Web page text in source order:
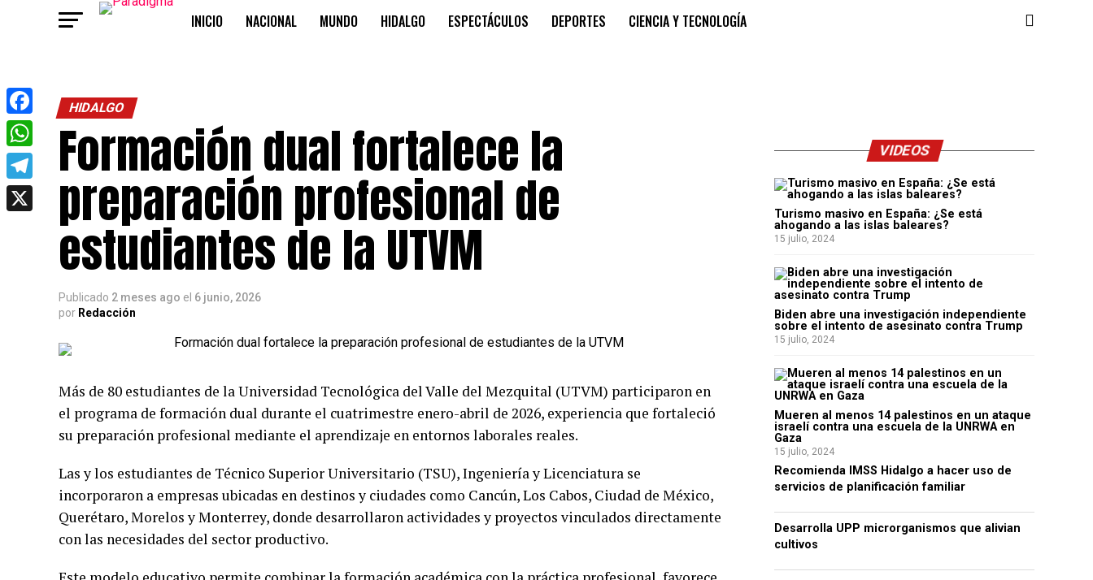
INICIO NACIONAL MUNDO HIDALGO ESPECTÁCULOS DEPORTES CIENCIA Y TECNOLOGÍA
HIDALGO
Formación dual fortalece la
preparación profesional de
estudiantes de la UTVM
Publicado 2 meses ago el 6 junio, 2026
por Redacción
Más de 80 estudiantes de la Universidad Tecnológica del Valle del Mezquital (UTVM) participaron en
el programa de formación dual durante el cuatrimestre enero-abril de 2026, experiencia que fortaleció
su preparación profesional mediante el aprendizaje en entornos laborales reales.
Las y los estudiantes de Técnico Superior Universitario (TSU), Ingeniería y Licenciatura se
incorporaron a empresas ubicadas en destinos y ciudades como Cancún, Los Cabos, Ciudad de México,
Querétaro, Morelos y Monterrey, donde desarrollaron actividades y proyectos vinculados directamente
con las necesidades del sector productivo.
VIDEOS
Turismo masivo en España: ¿Se está
ahogando a las islas baleares?
15 julio, 2024
Biden abre una investigación independiente
sobre el intento de asesinato contra Trump
15 julio, 2024
Mueren al menos 14 palestinos en un ataque
israelí contra una escuela de la UNRWA en
Gaza
15 julio, 2024
Recomienda IMSS Hidalgo a hacer uso de
servicios de planificación familiar
Desarrolla UPP microrganismos que alivian
cultivos
Facebook
WhatsApp
Telegram